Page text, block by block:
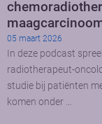
05 maart 2026
In deze podcast
radiotherapeut-
studie bij patiënten
komen onder …